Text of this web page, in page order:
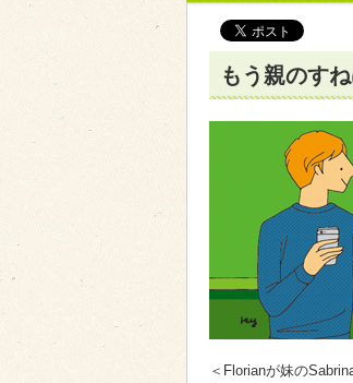
もう親のす
＜Florianが妹の